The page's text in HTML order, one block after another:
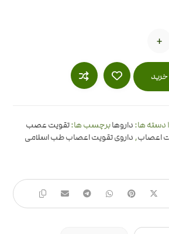
+
دسته ها: داروهابرچسب ها:تقویت عصب
اعصاب, داروی تقویت اعصاب طب اسلامی